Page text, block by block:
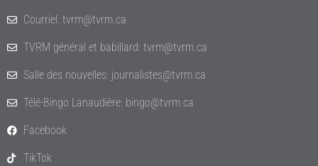
Courriel: tvrm@tvrm.ca
TVRM général et babillard: tvrm@tvrm.ca
Salle des nouvelles: journalistes@tvrm.ca
Télé-Bingo Lanaudière: bingo@tvrm.ca
Facebook
TikTok